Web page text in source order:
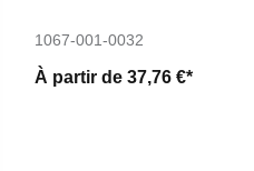
1067-001-0032
À partir de 37,76 €*